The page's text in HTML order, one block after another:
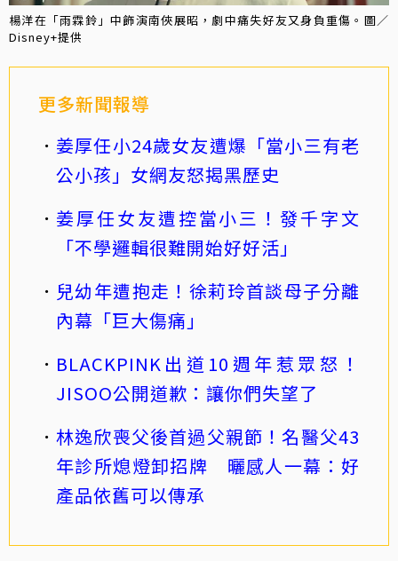
楊洋在「雨霖鈴」中飾演南俠展昭，劇中痛失好友又身負重傷。圖／
Disney+提供
更多新聞報導
姜厚任小24歲女友遭爆「當小三有老
公小孩」女網友怒揭黑歷史
姜厚任女友遭控當小三！發千字文
「不學邏輯很難開始好好活」
兒幼年遭抱走！徐莉玲首談母子分離
內幕「巨大傷痛」
BLACKPINK出道10週年惹眾怒！
JISOO公開道歉：讓你們失望了
林逸欣喪父後首過父親節！名醫父43
年診所熄燈卸招牌 曬感人一幕：好
產品依舊可以傳承